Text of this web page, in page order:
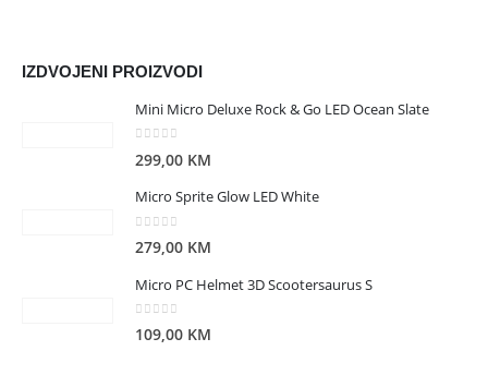
IZDVOJENI PROIZVODI
Mini Micro Deluxe Rock & Go LED Ocean Slate
299,00 KM
Micro Sprite Glow LED White
279,00 KM
Micro PC Helmet 3D Scootersaurus S
0 out of 5
109,00 KM